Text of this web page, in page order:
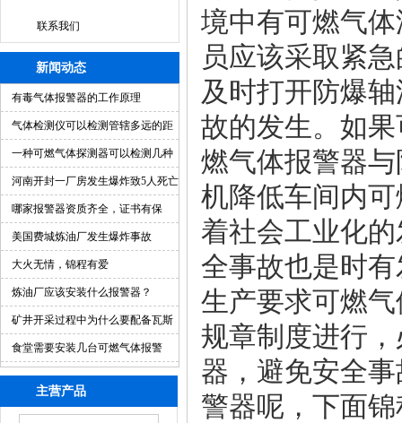
联系我们
新闻动态
有毒气体报警器的工作原理
气体检测仪可以检测管辖多远的距
离？
一种可燃气体探测器可以检测几种
气体?
河南开封一厂房发生爆炸致5人死亡
另有1人仍在抢救
哪家报警器资质齐全，证书有保
证？
美国费城炼油厂发生爆炸事故
大火无情，锦程有爱
炼油厂应该安装什么报警器？
矿井开采过程中为什么要配备瓦斯
检测仪
食堂需要安装几台可燃气体报警
器？
主营产品
境中有可燃气
员应该采取紧
及时打开防爆
故的发生。如
燃气体报警器
机降低车间内
着社会工业化
全事故也是时
生产要求可燃
规章制度进行
器，避免安全
警器呢，下面